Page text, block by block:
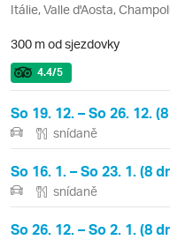
Itálie, Valle d'Aosta,
300 m od sjezdovky
4.4/5
So 19. 12. – So 26. 12.
snídaně
So 16. 1. – So 23. 1. (8
snídaně
So 26. 12. – So 2. 1. (8